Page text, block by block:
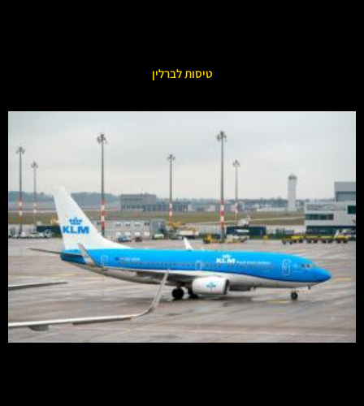
טיסות לברלין